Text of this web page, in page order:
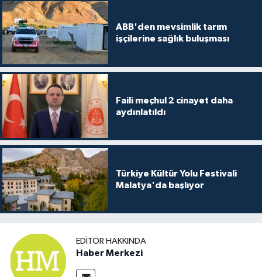
ABB'den mevsimlik tarım
işçilerine sağlık buluşması
Faili meçhul 2 cinayet daha
aydınlatıldı
Türkiye Kültür Yolu Festivali
Malatya'da başlıyor
EDITÖR HAKKINDA
Haber Merkezi